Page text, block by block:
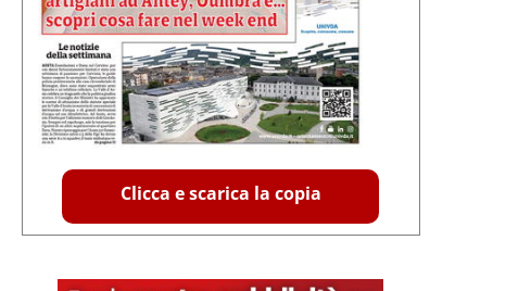
Clicca e scarica la copia